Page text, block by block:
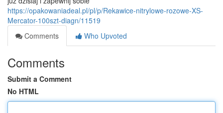
https://opakowaniadeal.pl/pl/p/Rekawice-nitrylowe-rozowe-XS-
Mercator-100szt-diagn/11519
Comments
Who Upvoted
Comments
Submit a Comment
No HTML